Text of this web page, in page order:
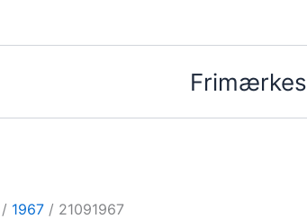
/ 1967 / 21091967